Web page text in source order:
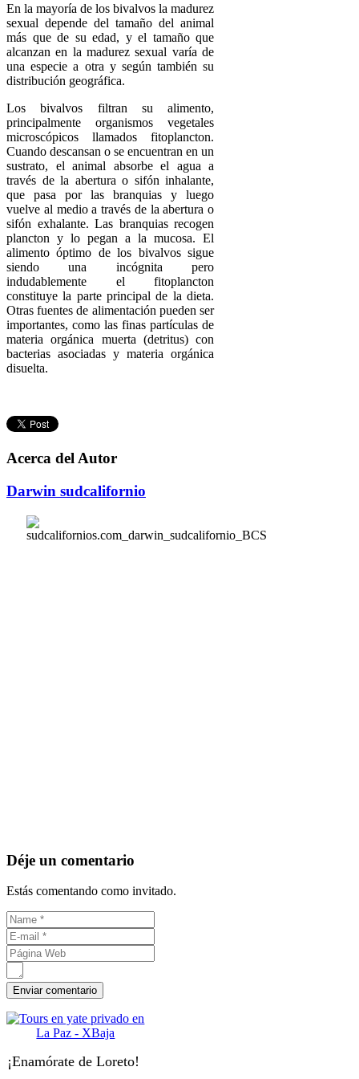
En la mayoría de los bivalvos la madurez
sexual depende del tamaño del animal
más que de su edad, y el tamaño que
alcanzan en la madurez sexual varía de
una especie a otra y según también su
distribución geográfica.
Los bivalvos filtran su alimento,
principalmente organismos vegetales
microscópicos llamados fitoplancton.
Cuando descansan o se encuentran en un
sustrato, el animal absorbe el agua a
través de la abertura o sifón inhalante,
que pasa por las branquias y luego
vuelve al medio a través de la abertura o
sifón exhalante. Las branquias recogen
plancton y lo pegan a la mucosa. El
alimento óptimo de los bivalvos sigue
siendo una incógnita pero
indudablemente el fitoplancton
constituye la parte principal de la dieta.
Otras fuentes de alimentación pueden ser
importantes, como las finas partículas de
materia orgánica muerta (detritus) con
bacterias asociadas y materia orgánica
disuelta.
Acerca del Autor
Darwin sudcalifornio
Déje un comentario
Estás comentando como invitado.
¡Enamórate de Loreto!